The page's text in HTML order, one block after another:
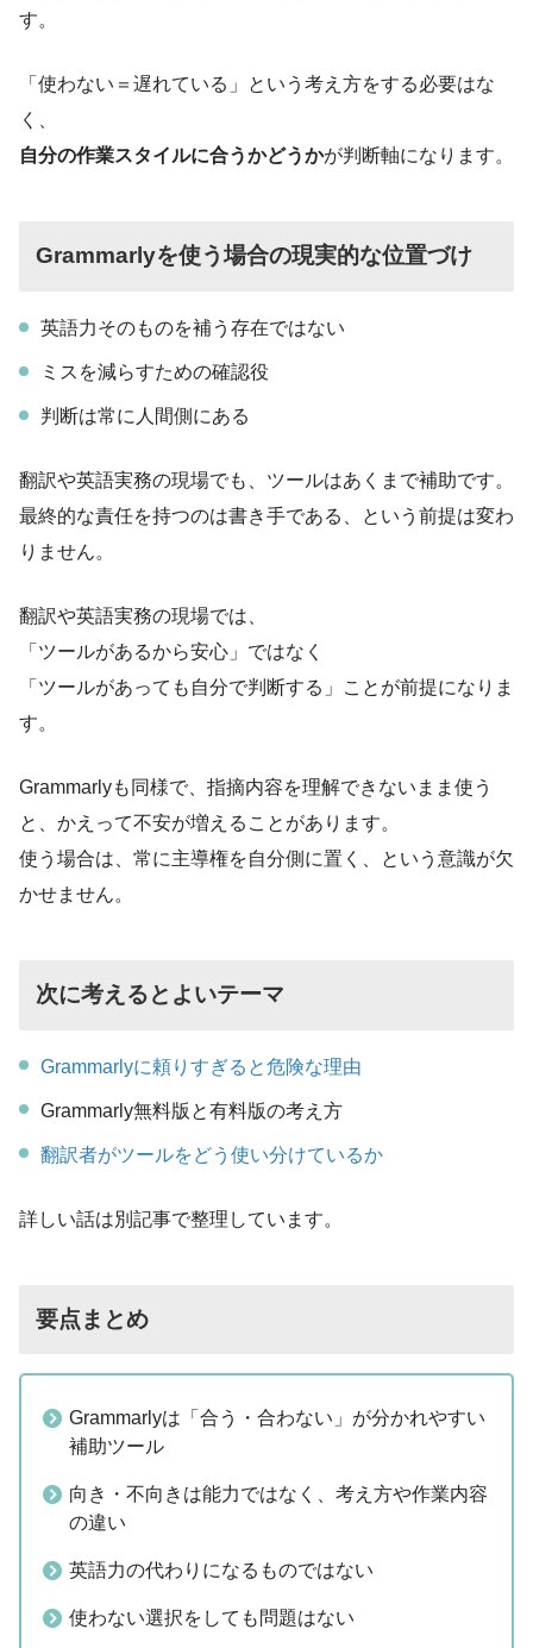
す。
「使わない＝遅れている」という考え方をする必要はな
く、
自分の作業スタイルに合うかどうかが判断軸になります。
Grammarlyを使う場合の現実的な位置づけ
英語力そのものを補う存在ではない
ミスを減らすための確認役
判断は常に人間側にある
翻訳や英語実務の現場でも、ツールはあくまで補助です。
最終的な責任を持つのは書き手である、という前提は変わ
りません。
翻訳や英語実務の現場では、
「ツールがあるから安心」ではなく
「ツールがあっても自分で判断する」ことが前提になりま
す。
Grammarlyも同様で、指摘内容を理解できないまま使う
と、かえって不安が増えることがあります。
使う場合は、常に主導権を自分側に置く、という意識が欠
かせません。
次に考えるとよいテーマ
Grammarlyに頼りすぎると危険な理由
Grammarly無料版と有料版の考え方
翻訳者がツールをどう使い分けているか
詳しい話は別記事で整理しています。
要点まとめ
Grammarlyは「合う・合わない」が分かれやすい
補助ツール
向き・不向きは能力ではなく、考え方や作業内容
の違い
英語力の代わりになるものではない
使わない選択をしても問題はない